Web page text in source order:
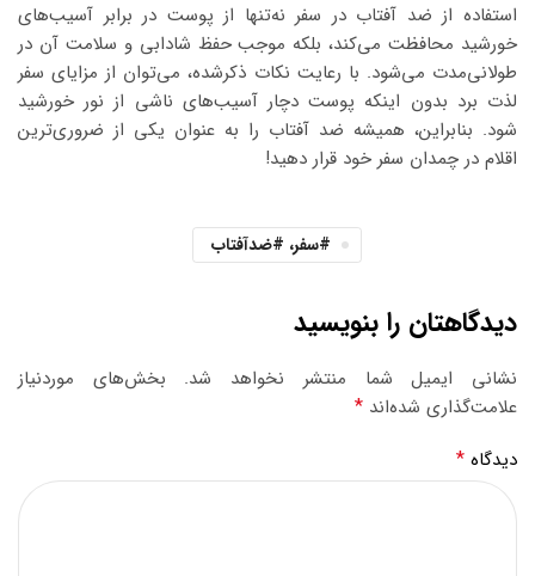
استفاده از ضد آفتاب در سفر نه‌تنها از پوست در برابر آسیب‌های
خورشید محافظت می‌کند، بلکه موجب حفظ شادابی و سلامت آن در
طولانی‌مدت می‌شود. با رعایت نکات ذکرشده، می‌توان از مزایای سفر
لذت برد بدون اینکه پوست دچار آسیب‌های ناشی از نور خورشید
شود. بنابراین، همیشه ضد آفتاب را به عنوان یکی از ضروری‌ترین
اقلام در چمدان سفر خود قرار دهید!
#سفر، #ضدآفتاب
دیدگاهتان را بنویسید
نشانی ایمیل شما منتشر نخواهد شد.
بخش‌های موردنیاز
علامت‌گذاری شده‌اند *
دیدگاه *